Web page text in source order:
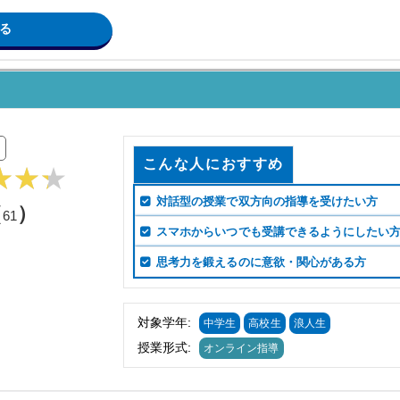
61）
こんな人におすすめ
対話型の授業で双方向の指導を受けたい方
スマホからいつでも受講できるようにしたい
思考力を鍛えるのに意欲・関心がある方
対象学年: 中学生 高校生 浪人生
授業形式: オンライン指導